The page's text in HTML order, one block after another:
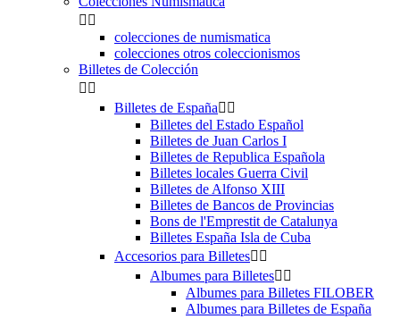
 
colecciones de numismatica
colecciones otros coleccionismos
Billetes de Colección
 
Billetes de España 
Billetes del Estado Español
Billetes de Juan Carlos I
Billetes de Republica Española
Billetes locales Guerra Civil
Billetes de Alfonso XIII
Billetes de Bancos de Provincias
Bons de l'Emprestit de Catalunya
Billetes España Isla de Cuba
Accesorios para Billetes 
Albumes para Billetes 
Albumes para Billetes FILOBER
Albumes para Billetes de España